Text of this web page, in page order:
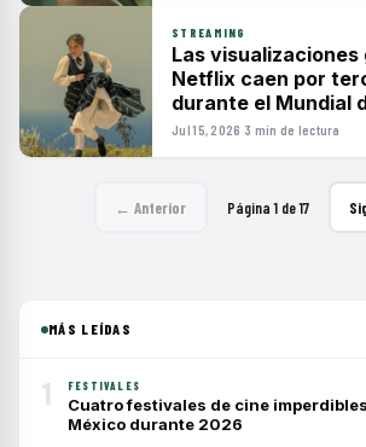
STREAMING
Las visualizaciones
Netflix caen por
durante el Mundial
Jul 15, 2026 ·3 min de lectura
← Anterior Página 1 de 17
MÁS LEÍDAS
1 FESTIVALES
Cuatro festivales de cine
México durante 2026